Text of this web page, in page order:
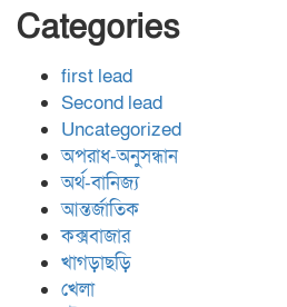
Categories
first lead
Second lead
Uncategorized
অপরাধ-অনুসন্ধান
অর্থ-বানিজ্য
আন্তর্জাতিক
কক্সবাজার
খাগড়াছড়ি
খেলা